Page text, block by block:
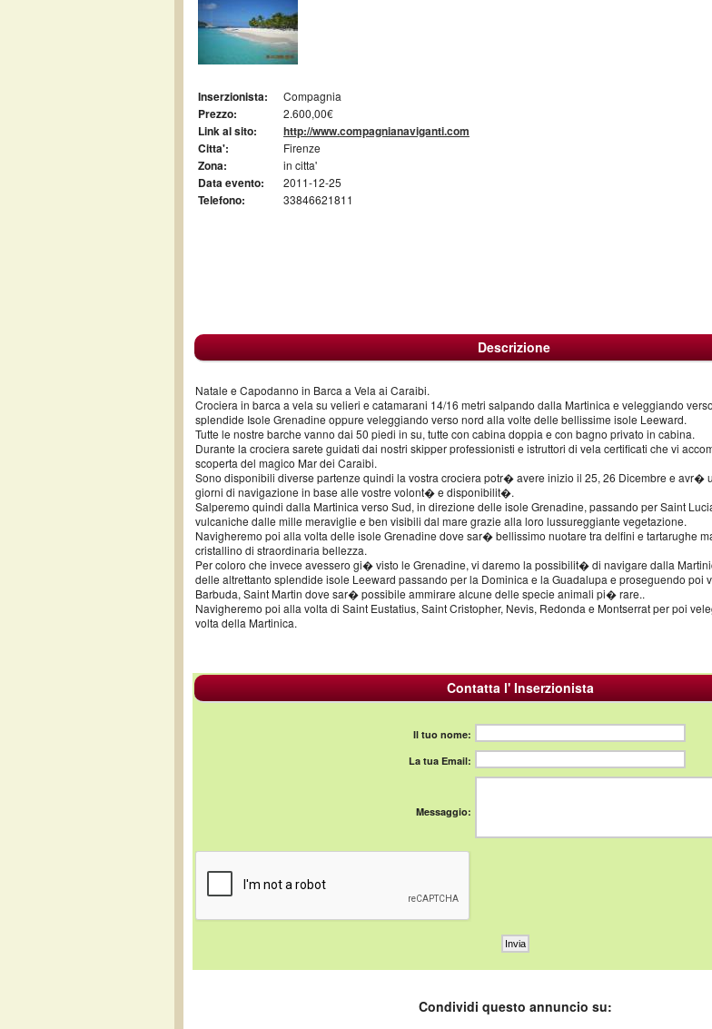
Inserzionista: Compagnia
Prezzo: 2.600,00€
Link al sito:
http://www.compagnianaviganti.com
Citta':
Firenze
Zona: in citta'
Data evento: 2011-12-25
Telefono: 33846621811
Descrizione
Natale e Capodanno in Barca a Vela ai Caraibi.
Crociera in barca a vela su velieri e catamarani 14/16 metri salpando dalla Martinica e veleggiando
splendide Isole Grenadine oppure veleggiando verso nord alla volte delle bellissime isole Leeward.
Tutte le nostre barche vanno dai 50 piedi in su, tutte con cabina doppia e con bagno privato in cabina.
Durante la crociera sarete guidati dai nostri skipper professionisti e istruttori di vela certificati che vi
scoperta del magico Mar dei Caraibi.
Sono disponibili diverse partenze quindi la vostra crociera potr� avere inizio il 25, 26 Dicembre e avr�
giorni di navigazione in base alle vostre volont� e disponibilit�.
Salperemo quindi dalla Martinica verso Sud, in direzione delle isole Grenadine, passando per Saint
vulcaniche dalle mille meraviglie e ben visibili dal mare grazie alla loro lussureggiante vegetazione.
Navigheremo poi alla volta delle isole Grenadine dove sar� bellissimo nuotare tra delfini e tartarughe
cristallino di straordinaria bellezza.
Per coloro che invece avessero gi� visto le Grenadine, vi daremo la possibilit� di navigare dalla
delle altrettanto splendide isole Leeward passando per la Dominica e la Guadalupa e proseguendo poi
Barbuda, Saint Martin dove sar� possibile ammirare alcune delle specie animali pi� rare..
Navigheremo poi alla volta di Saint Eustatius, Saint Cristopher, Nevis, Redonda e Montserrat per poi
volta della Martinica.
Contatta l' Inserzionista
Il tuo nome:
La tua Email:
Messaggio:
Condividi questo annuncio su: